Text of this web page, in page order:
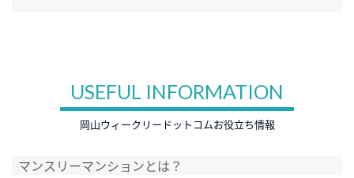
USEFUL INFORMATION
岡山ウィークリードットコムお役立ち情報
マンスリーマンションとは？